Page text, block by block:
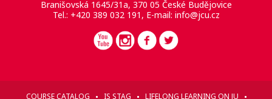
Branišovská 1645/31a, 370 05 České Budějovice
Tel.: +420 389 032 191, E-mail: info@jcu.cz
COURSE CATALOG IS STAG LIFELONG LEARNING ON JU